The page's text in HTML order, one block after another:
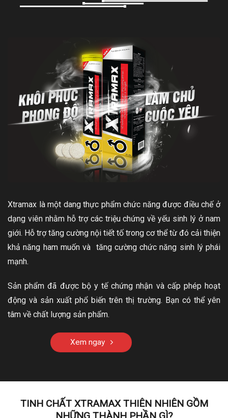
Xtramax là một dang thực phẩm chức năng được điều chế ở
dạng viên nhằm hỗ trợ các triệu chứng về yếu sinh lý ở nam
giới. Hỗ trợ tăng cường nội tiết tố trong cơ thể từ đó cải thiện
khả năng ham muốn và tăng cường chức năng sinh lý phái
mạnh.
Sản phẩm đã được bộ y tế chứng nhận và cấp phép hoạt
động và sản xuất phổ biến trên thị trường. Bạn có thể yên
tâm về chất lượng sản phẩm.
Xem ngay
TINH CHẤT XTRAMAX THIÊN NHIÊN GỒM